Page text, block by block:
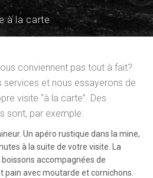
à la carte
conviennent pas tout à fait?
et nous essayerons de
visite “à la carte”. Des
sont, par exemple:
Un apéro rustique dans la mine,
à la suite de votre visite. La
accompagnées de
pain avec moutarde et cornichons.